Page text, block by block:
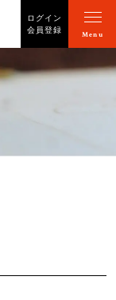
ログイン
会員登録
Menu